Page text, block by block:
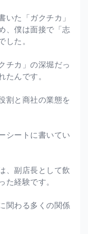
いた「ガクチカ」
、僕は面接で「志
た。
チカ」の深堀だっ
んです。
割と商社の業態を
シートに書いてい
、副店長として飲
経験です。
関わる多くの関係